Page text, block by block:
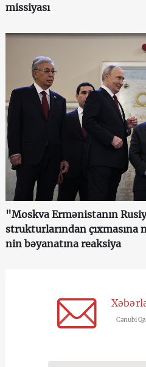
missiyası
"Moskva Ermənistanın
strukturlarından çıxmasına
nin bəyanatına reaksiya
Cənubi